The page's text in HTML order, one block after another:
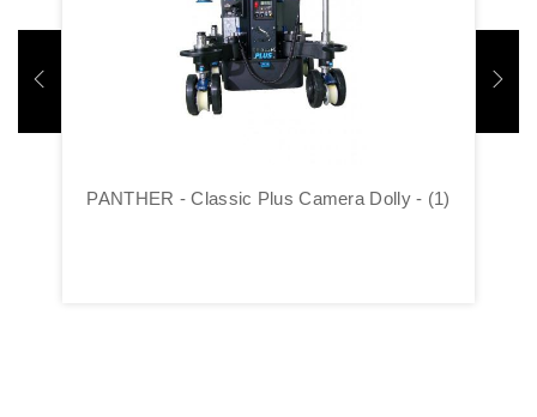
PANTHER - Classic Plus Camera Dolly - (1)